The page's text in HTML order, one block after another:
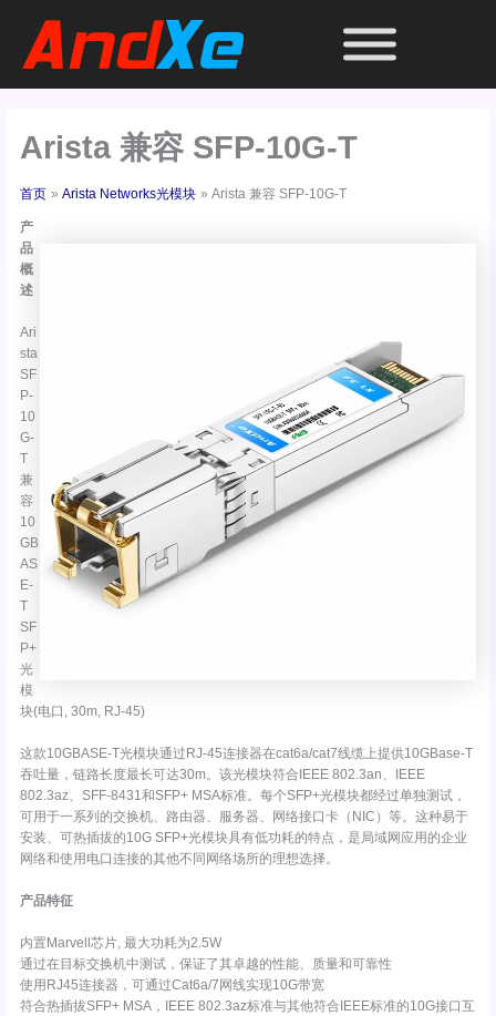
Arista 兼容 SFP-10G-T
首页 Arista Networks光模块 Arista 兼容 SFP-10G-T
产
品
概
述
Ari
sta
SF
P-
10
G-
T
兼
容
10
GB
AS
E-
T
SF
P+
光
模
块(电口, 30m, RJ-45)
这款10GBASE-T光模块通过RJ-45连接器在cat6a/cat7线缆上提供10GBase-T
吞吐量，链路长度最长可达30m。该光模块符合IEEE 802.3an、IEEE
802.3az、SFF-8431和SFP+ MSA标准。每个SFP+光模块都经过单独测试，
可用于一系列的交换机、路由器、服务器、网络接口卡（NIC）等。这种易于
安装、可热插拔的10G SFP+光模块具有低功耗的特点，是局域网应用的企业
网络和使用电口连接的其他不同网络场所的理想选择。
产品特征
内置Marvell芯片, 最大功耗为2.5W
通过在目标交换机中测试，保证了其卓越的性能、质量和可靠性
使用RJ45连接器，可通过Cat6a/7网线实现10G带宽
符合热插拔SFP+ MSA，IEEE 802.3az标准与其他符合IEEE标准的10G接口互